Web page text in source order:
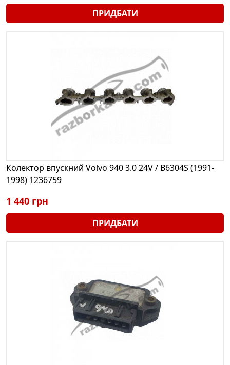
ПРИДБАТИ
Колектор впускний Volvo 940 3.0 24V / B6304S (1991-
1998) 1236759
1 440 грн
ПРИДБАТИ